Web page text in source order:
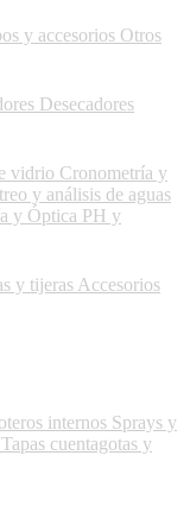
y accesorios Otros
Desecadores
vidrio Cronometría y
y análisis de aguas
y Óptica PH y
y tijeras Accesorios
internos Sprays y
Tapas cuentagotas y